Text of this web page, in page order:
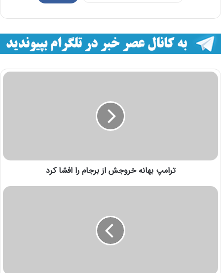
ترامپ بهانه خروجش از برجام را افشا کرد